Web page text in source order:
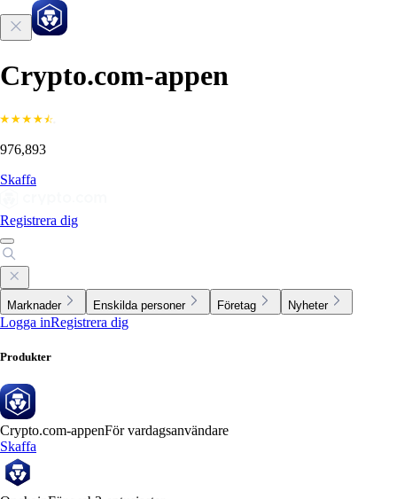
Crypto.com-appen
976,893
Skaffa
Registrera dig
Marknader Enskilda personer Företag Nyheter
Logga inRegistrera dig
Produkter
Crypto.com-appenFör vardagsanvändare
Skaffa